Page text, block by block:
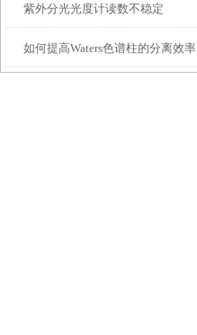
析
紫外分光光度计读数不稳定
如何提高Waters色谱柱的分离效率